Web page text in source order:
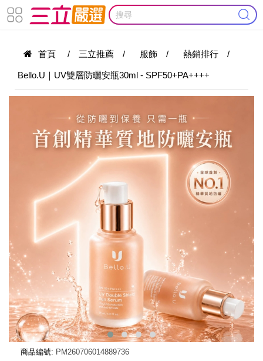
首頁 / 三立推薦 / 服飾 / 熱銷排行 /
Bello.U｜UV雙層防曬安瓶30ml - SPF50+PA++++
商品編號: PM260706014889736